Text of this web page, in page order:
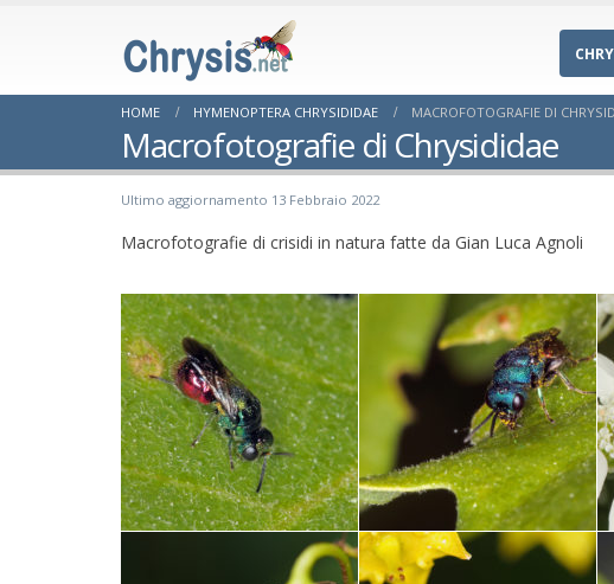
HOME HYMENOPTERA CHRYSIDIDAE MACROFOTOGRAFIE DI
Macrofotografie di Chrysididae
Ultimo aggiornamento 13 Febbraio 2022
Macrofotografie di crisidi in natura fatte da Gian Luca Agnoli